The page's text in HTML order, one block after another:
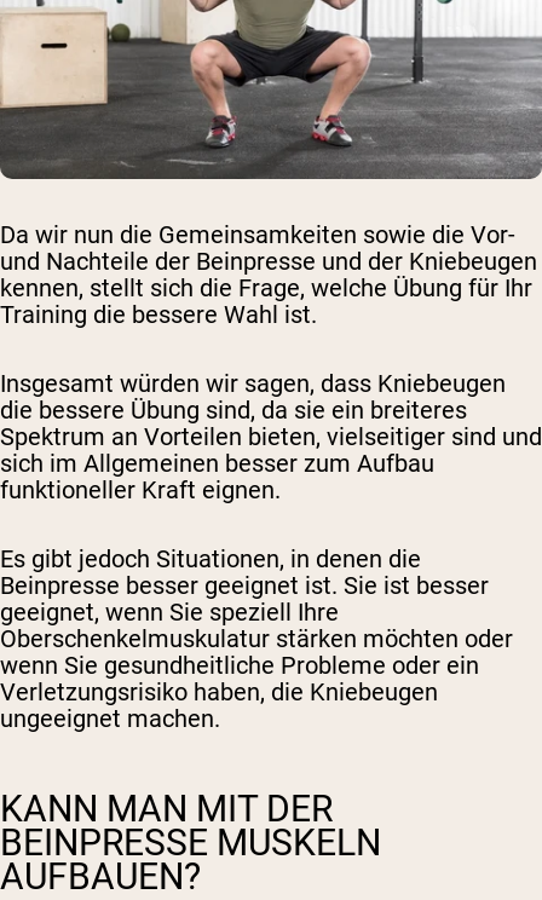
Da wir nun die Gemeinsamkeiten sowie die Vor-
und Nachteile der Beinpresse und der Kniebeugen
kennen, stellt sich die Frage, welche Übung für Ihr
Training die bessere Wahl ist.
Insgesamt würden wir sagen, dass Kniebeugen
die bessere Übung sind, da sie ein breiteres
Spektrum an Vorteilen bieten, vielseitiger sind und
sich im Allgemeinen besser zum Aufbau
funktioneller Kraft eignen.
Es gibt jedoch Situationen, in denen die
Beinpresse besser geeignet ist. Sie ist besser
geeignet, wenn Sie speziell Ihre
Oberschenkelmuskulatur stärken möchten oder
wenn Sie gesundheitliche Probleme oder ein
Verletzungsrisiko haben, die Kniebeugen
ungeeignet machen.
KANN MAN MIT DER
BEINPRESSE MUSKELN
AUFBAUEN?